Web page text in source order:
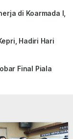
di Koarmada I,
Hadiri Hari
Final Piala